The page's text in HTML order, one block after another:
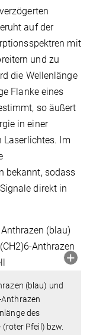
auf der
mit
und zu
die Wellenlänge
Flanke eines
so äußert
in einer
Laserlichtes. Im
bekannt, sodass
direkt in
(blau) und
Anthrazen
des
Pfeil) bzw.